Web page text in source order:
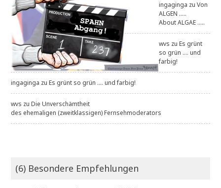
ingaginga zuVon
ALGEN .....
About ALGAE .....
wvs zuEs grünt
so grün .... und
farbig!
ingaginga zuEs grünt so grün .... und farbig!
wvs zuDie Unverschämtheit
des ehemaligen (zweitklassigen) Fernsehmoderators
(6) Besondere Empfehlungen